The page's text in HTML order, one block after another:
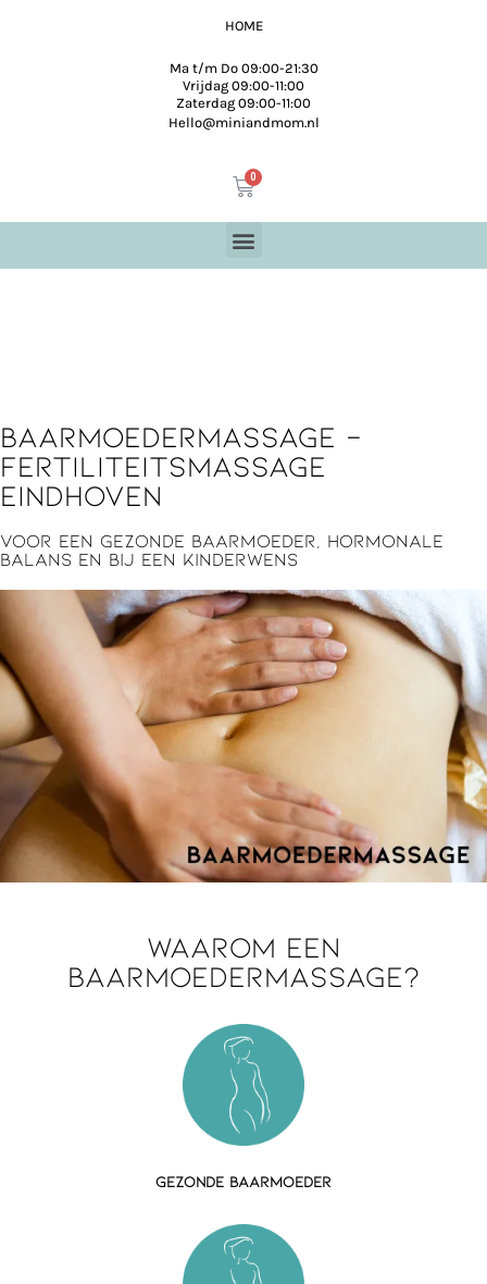
HOME
Ma t/m Do 09:00-21:30
Vrijdag 09:00-11:00
Zaterdag 09:00-11:00
Hello@miniandmom.nl
Baarmoedermassage -
fertiliteitsmassage
Eindhoven
Voor een gezonde baarmoeder, hormonale
balans en bij een kinderwens
Waarom een
baarmoedermassage?
Gezonde baarmoeder